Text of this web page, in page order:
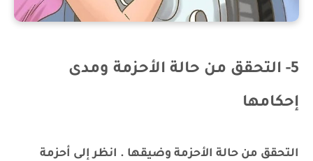
5- التحقق من حالة الأحزمة ومدى
إحكامها
التحقق من حالة الأحزمة وضيقها . انظر إلى أحزمة